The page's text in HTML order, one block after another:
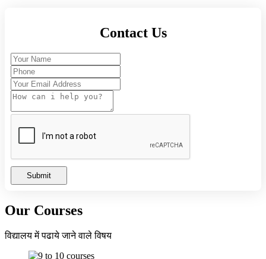
राम लला प्राण प्रतिष्ठा उत्सव का आमंत्रण
HIGH SCHOOL AND HIGHER SECONDARY
BOARD EXAM TIME TABLE 2024
Summer Camp-2023
Contact Us
Submit
Our Courses
विद्यालय में पढाये जाने वाले विषय